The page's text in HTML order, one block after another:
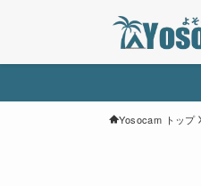
Yosocam トップ